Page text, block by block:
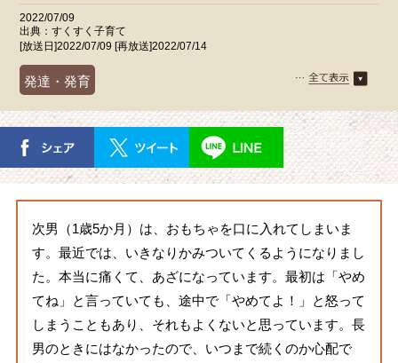
2022/07/09
出典：すくすく子育て
[放送日]2022/07/09 [再放送]2022/07/14
発達・発育
次男（1歳5か月）は、おもちゃを口に入れてしまいま
す。最近では、いきなりかみついてくるようになりまし
た。本当に痛くて、あざになっています。最初は「やめ
てね」と言っていても、途中で「やめてよ！」と怒って
しまうこともあり、それもよくないと思っています。長
男のときにはなかったので、いつまで続くのか心配で